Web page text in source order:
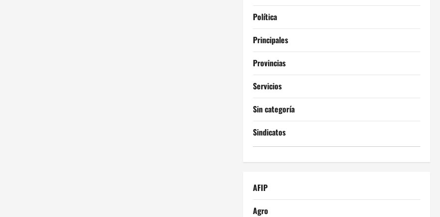
Política
Principales
Provincias
Servicios
Sin categoría
Sindicatos
AFIP
Agro